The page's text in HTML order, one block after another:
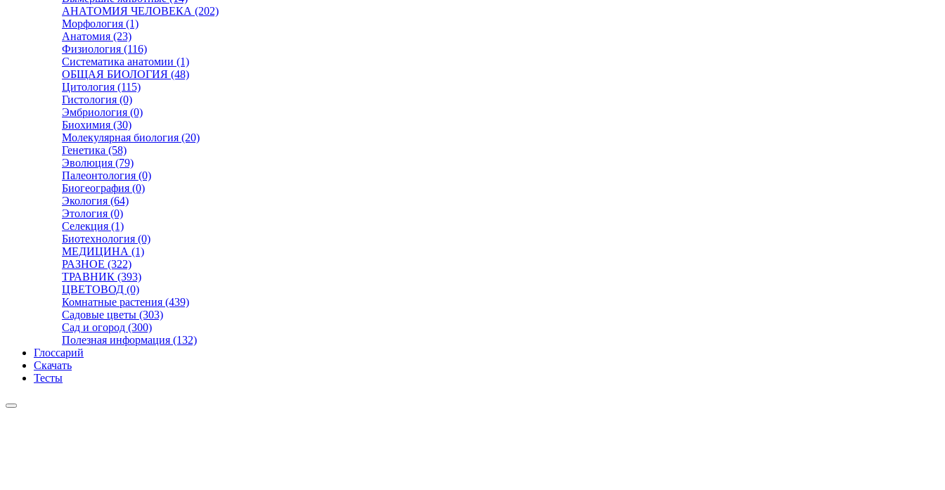
АНАТОМИЯ ЧЕЛОВЕКА (202)
Морфология (1)
Анатомия (23)
Физиология (116)
Систематика анатомии (1)
ОБЩАЯ БИОЛОГИЯ (48)
Цитология (115)
Гистология (0)
Эмбриология (0)
Биохимия (30)
Молекулярная биология (20)
Генетика (58)
Эволюция (79)
Палеонтология (0)
Биогеография (0)
Экология (64)
Этология (0)
Селекция (1)
Биотехнология (0)
МЕДИЦИНА (1)
РАЗНОЕ (322)
ТРАВНИК (393)
ЦВЕТОВОД (0)
Комнатные растения (439)
Садовые цветы (303)
Сад и огород (300)
Полезная информация (132)
Глоссарий
Скачать
Тесты